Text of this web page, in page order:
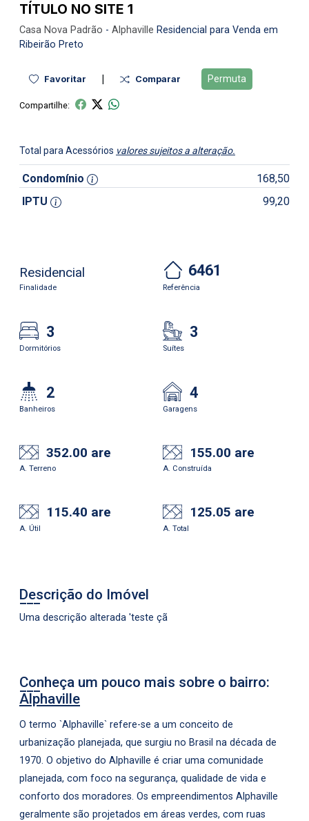
TÍTULO NO SITE 1
Casa Nova Padrão - Alphaville Residencial para Venda em
Ribeirão Preto
Favoritar | Comparar Permuta
Compartilhe:
Total para Acessórios valores sujeitos a alteração.
Condomínio
168,50
IPTU
99,20
Residencial
Finalidade
6461
Referência
3
Dormitórios
3
Suítes
2
Banheiros
4
Garagens
352.00 are
A. Terreno
155.00 are
A. Construída
115.40 are
A. Útil
125.05 are
A. Total
Descrição do Imóvel
Uma descrição alterada 'teste çã
Conheça um pouco mais sobre o bairro:
Alphaville
O termo `Alphaville` refere-se a um conceito de
urbanização planejada, que surgiu no Brasil na década de
1970. O objetivo do Alphaville é criar uma comunidade
planejada, com foco na segurança, qualidade de vida e
conforto dos moradores. Os empreendimentos Alphaville
geralmente são projetados em áreas verdes, com ruas